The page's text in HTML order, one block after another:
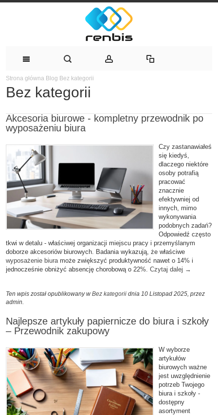
Strona główna Blog Bez kategorii
Bez kategorii
Akcesoria biurowe - kompletny przewodnik po
wyposażeniu biura
Czy zastanawiałeś
się kiedyś,
dlaczego niektóre
osoby potrafią
pracować
znacznie
efektywniej od
innych, mimo
wykonywania
podobnych zadań?
Odpowiedź często
tkwi w detalu - właściwej organizacji miejscu pracy i przemyślanym
doborze akcesoriów biurowych. Badania wykazują, że właściwe
wyposażenie biura może zwiększyć produktywność nawet o 14% i
jednocześnie obniżyć absencję chorobową o 22%. Czytaj dalej →
Ten wpis został opublikowany w Bez kategorii dnia 10 Listopad 2025, przez
admin
Najlepsze artykuły papiernicze do biura i szkoły
– Przewodnik zakupowy
W wyborze
artykułów
biurowych ważne
jest uwzględnienie
potrzeb Twojego
biura i szkoły -
dostępny
asortyment